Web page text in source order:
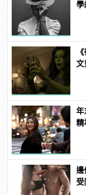
學
文
年
精
邊
受